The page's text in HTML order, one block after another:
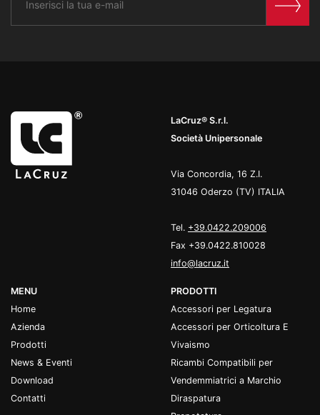
LaCruz® S.r.l.
Società Unipersonale
Via Concordia, 16 Z.I.
31046 Oderzo (TV) ITALIA
Tel. +39.0422.209006
Fax +39.0422.810028
info@lacruz.it
MENU
Home
Azienda
Prodotti
News & Eventi
Download
Contatti
PRODOTTI
Accessori per Legatura
Accessori per Orticoltura E
Vivaismo
Ricambi Compatibili per
Vendemmiatrici a Marchio
Diraspatura